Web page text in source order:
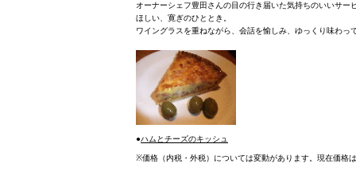
オーナーシェフ豊田さんの目の行き届いた気持ちのいいサ
ほしい、寛ぎのひととき。
ワイングラスを重ねながら、会話を愉しみ、ゆっくり味わっ
●ハムとチーズのキッシュ
※価格（内税・外税）については変動があります。現在価格